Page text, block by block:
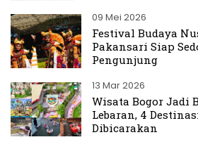
09 Mei 2026
Festival Budaya
Pakansari Siap
Pengunjung
13 Mar 2026
Wisata Bogor Jadi
Lebaran, 4
Dibicarakan